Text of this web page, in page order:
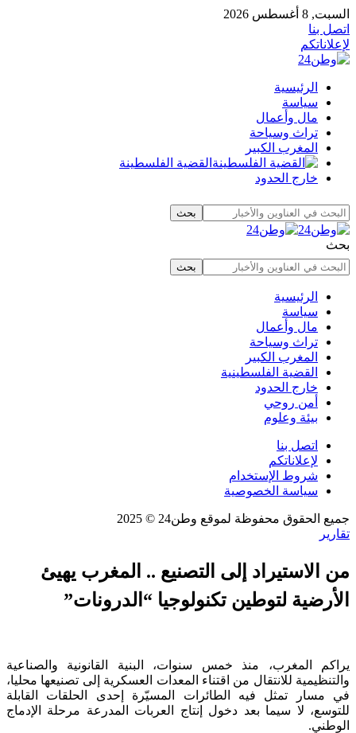
السبت, 8 أغسطس 2026
اتصل بنا
لإعلاناتكم
الرئيسية
سياسة
مال وأعمال
تراث وسياحة
المغرب الكبير
القضية الفلسطينة
خارج الحدود
بحث
الرئيسية
سياسة
مال وأعمال
تراث وسياحة
المغرب الكبير
القضية الفلسطينية
خارج الحدود
أمن روحي
بيئة وعلوم
اتصل بنا
لإعلاناتكم
شروط الإستخدام
سياسة الخصوصية
جميع الحقوق محفوظة لموقع وطن24 © 2025
تقارير
من الاستيراد إلى التصنيع .. المغرب يهيئ
الأرضية لتوطين تكنولوجيا “الدرونات”
يراكم المغرب، منذ خمس سنوات، البنية القانونية والصناعية
والتنظيمية للانتقال من اقتناء المعدات العسكرية إلى تصنيعها محليا،
في مسار تمثل فيه الطائرات المسيّرة إحدى الحلقات القابلة
للتوسع، لا سيما بعد دخول إنتاج العربات المدرعة مرحلة الإدماج
الوطني.